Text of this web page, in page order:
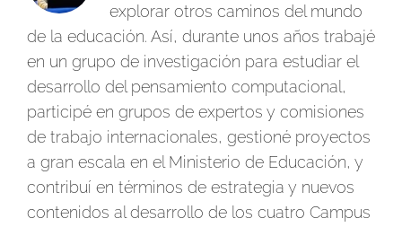
explorar otros caminos del mundo
de la educación. Así, durante unos años trabajé
en un grupo de investigación para estudiar el
desarrollo del pensamiento computacional,
participé en grupos de expertos y comisiones
de trabajo internacionales, gestioné proyectos
a gran escala en el Ministerio de Educación, y
contribuí en términos de estrategia y nuevos
contenidos al desarrollo de los cuatro Campus